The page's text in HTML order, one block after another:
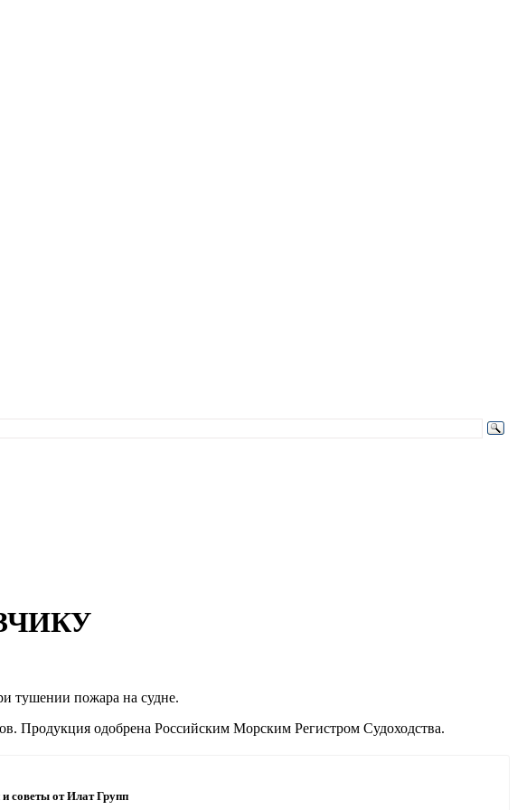
тушении пожара на судне.
Продукция одобрена Российским Морским Регистром Судоходства.
советы от Илат Групп